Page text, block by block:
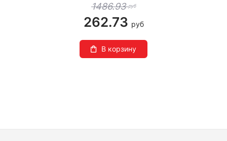
1486.93руб
262.73 руб
В корзину